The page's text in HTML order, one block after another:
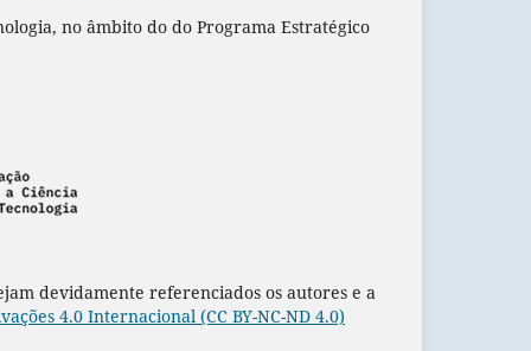
no âmbito do do Programa Estratégico
devidamente referenciados os autores e a
4.0 Internacional (CC BY-NC-ND 4.0)